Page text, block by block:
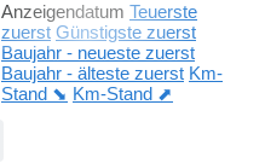
Anzeigendatum Teuerste
zuerst Günstigste zuerst
Baujahr - neueste zuerst
Baujahr - älteste zuerst Km-
Stand ⬊ Km-Stand ⬈